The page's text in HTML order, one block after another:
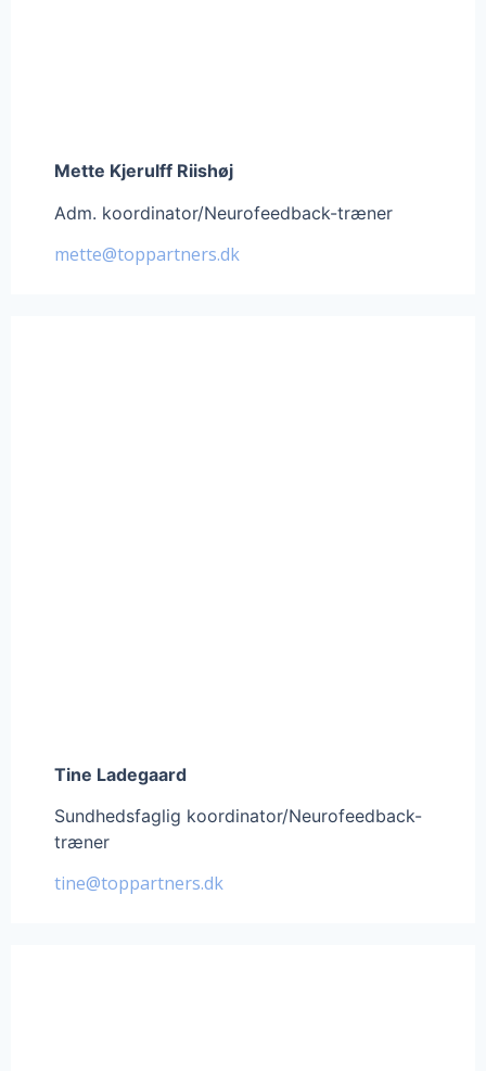
Mette Kjerulff Riishøj
Adm. koordinator/Neurofeedback-træner
mette@toppartners.dk
Tine Ladegaard
Sundhedsfaglig koordinator/Neurofeedback-
træner
tine@toppartners.dk